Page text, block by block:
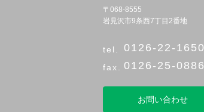
〒068-8555
岩見沢市9条西7丁目2番地
0126-22-1650
0126-25-0886
お問い合わせ